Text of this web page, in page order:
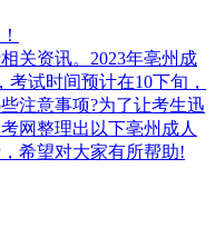
关资讯。2023年亳州成
试时间预计在10下旬，
注意事项?为了让考生迅
网整理出以下亳州成人
希望对大家有所帮助!